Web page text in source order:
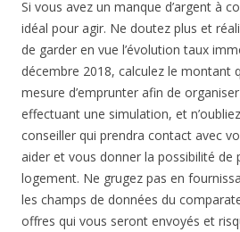
Si vous avez un manque d’argent à
idéal pour agir. Ne doutez plus et
de garder en vue l’évolution taux
décembre 2018, calculez le montant
mesure d’emprunter afin de
effectuant une simulation, et
conseiller qui prendra contact avec
aider et vous donner la possibilité de
logement. Ne grugez pas en
les champs de données du
offres qui vous seront envoyés et